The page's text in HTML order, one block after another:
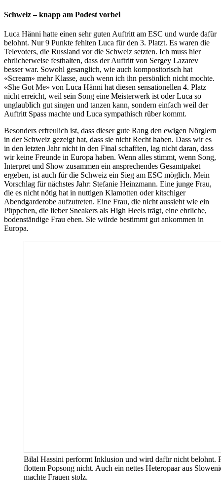
Schweiz – knapp am Podest vorbei
Luca Hänni hatte einen sehr guten Auftritt am ESC und wurde dafür
belohnt. Nur 9 Punkte fehlten Luca für den 3. Platzt. Es waren die
Televoters, die Russland vor die Schweiz setzten. Ich muss hier
ehrlicherweise festhalten, dass der Auftritt von Sergey Lazarev
besser war. Sowohl gesanglich, wie auch kompositorisch hat
«Scream» mehr Klasse, auch wenn ich ihn persönlich nicht mochte.
«She Got Me» von Luca Hänni hat diesen sensationellen 4. Platz
nicht erreicht, weil sein Song eine Meisterwerk ist oder Luca so
unglaublich gut singen und tanzen kann, sondern einfach weil der
Auftritt Spass machte und Luca sympathisch rüber kommt.
Besonders erfreulich ist, dass dieser gute Rang den ewigen Nörglern
in der Schweiz gezeigt hat, dass sie nicht Recht haben. Dass wir es
in den letzten Jahr nicht in den Final schafften, lag nicht daran, dass
wir keine Freunde in Europa haben. Wenn alles stimmt, wenn Song,
Interpret und Show zusammen ein ansprechendes Gesamtpaket
ergeben, ist auch für die Schweiz ein Sieg am ESC möglich. Mein
Vorschlag für nächstes Jahr: Stefanie Heinzmann. Eine junge Frau,
die es nicht nötig hat in nuttigen Klamotten oder kitschiger
Abendgarderobe aufzutreten. Eine Frau, die nicht aussieht wie ein
Püppchen, die lieber Sneakers als High Heels trägt, eine ehrliche,
bodenständige Frau eben. Sie würde bestimmt gut ankommen in
Europa.
Bilal Hassini performt Inklusion und wird dafür nicht belohnt.
flottem Popsong nicht. Auch ein nettes Heteropaar aus
machte Frauen stolz.